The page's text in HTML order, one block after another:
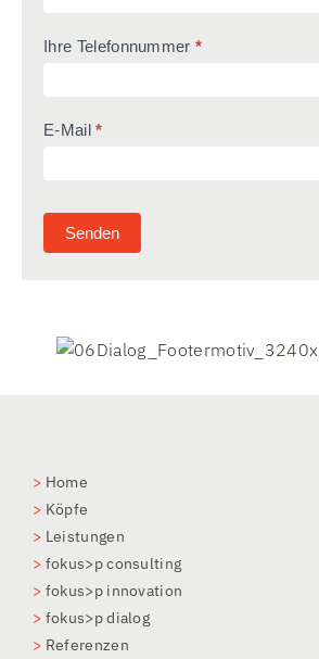
Ihre Telefonnummer*
E-Mail*
Senden
> Home
> Köpfe
> Leistungen
> fokus>p consulting
> fokus>p innovation
> fokus>p dialog
> Referenzen